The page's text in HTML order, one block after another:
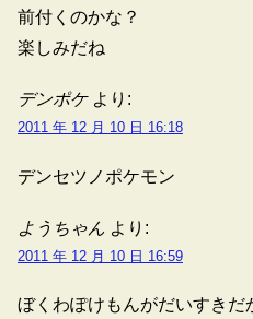
前付くのかな？
楽しみだね
デンポケ より:
2011 年 12 月 10 日 16:18
デンセツノポケモン
ようちゃん より:
2011 年 12 月 10 日 16:59
ぼくわぽけもんがだいすき